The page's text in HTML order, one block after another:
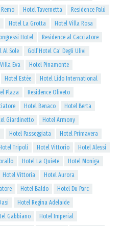
Hotel Tavernetta
Residence Palù
Hotel La Grotta
Hotel Villa Rosa
Hotel
Residence al Cacciatore
Al Sole
Golf Hotel Ca' Degli Ulivi
Eva
Hotel Pinamonte
Hotel Estée
Hotel Lido International
Plaza
Residence Oliveto
Hotel Benaco
Hotel Berta
Giardinetto
Hotel Armony
Hotel Passeggiata
Hotel Primavera
Hotel Tripoli Hotel Vittorio
Hotel Alessi
Hotel La Quiete
Hotel Moniga
Hotel Vittoria
Hotel Aurora
Hotel Baldo
Hotel Du Parc
Hotel Regina Adelaide
Gabbiano Hotel Imperial